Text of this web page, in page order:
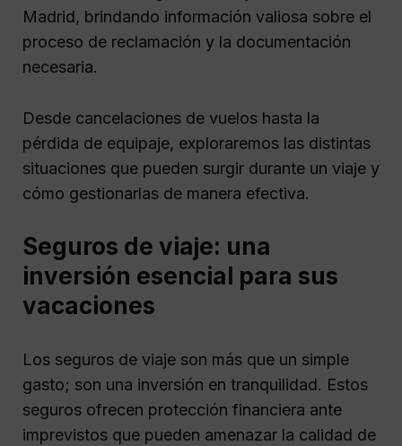
Madrid, brindando información valiosa sobre el
proceso de reclamación y la documentación
necesaria.
Desde cancelaciones de vuelos hasta la
pérdida de equipaje, exploraremos las distintas
situaciones que pueden surgir durante un viaje y
cómo gestionarlas de manera efectiva.
Seguros de viaje: una
inversión esencial para sus
vacaciones
Los seguros de viaje son más que un simple
gasto; son una inversión en tranquilidad. Estos
seguros ofrecen protección financiera ante
imprevistos que pueden amenazar la calidad de